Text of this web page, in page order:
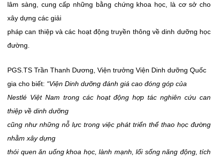
lâm sàng, cung cấp những bằng chứng khoa học, là cơ sở cho
xây dựng các giải
pháp can thiệp và các hoạt động truyền thông về dinh dưỡng học
đường.
PGS.TS Trần Thanh Dương, Viện trưởng Viện Dinh dưỡng Quốc
gia cho biết: “Viện Dinh dưỡng đánh giá cao đóng góp của
Nestlé Việt Nam trong các hoạt động hợp tác nghiên cứu can
thiệp về dinh dưỡng
cũng như những nỗ lực trong việc phát triển thể thao học đường
nhằm xây dựng
thói quen ăn uống khoa học, lành mạnh, lối sống năng động, tích